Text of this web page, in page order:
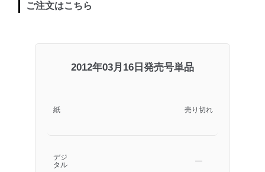
ご注文はこちら
2012年03月16日発売号単品
紙 売り切れ
デジ
タル
―